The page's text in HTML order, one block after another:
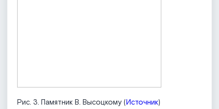
Рис. 3. Памятник В. Высоцкому (Источник)